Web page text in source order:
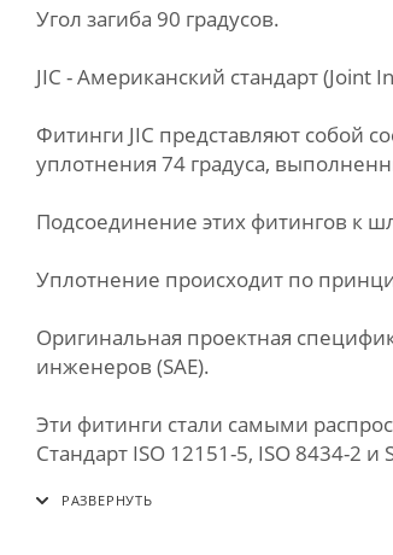
Угол загиба 90 градусов.
JIC - Американский стандарт (Joint
Фитинги JIC представляют собой
уплотнения 74 градуса,
Подсоединение этих фитингов к
Уплотнение происходит по
Оригинальная проектная
инженеров (SAE).
Эти фитинги стали самыми
Стандарт ISO 12151-5, ISO 8434-2 и